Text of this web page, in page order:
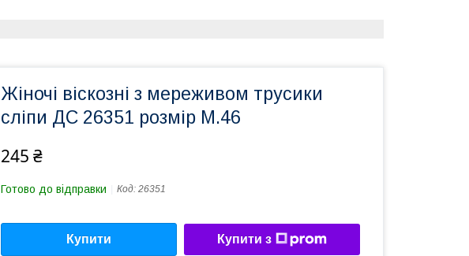
Жіночі віскозні з мереживом трусики
сліпи ДС 26351 розмір М.46
245 ₴
Готово до відправки Код: 26351
Купити Купити з